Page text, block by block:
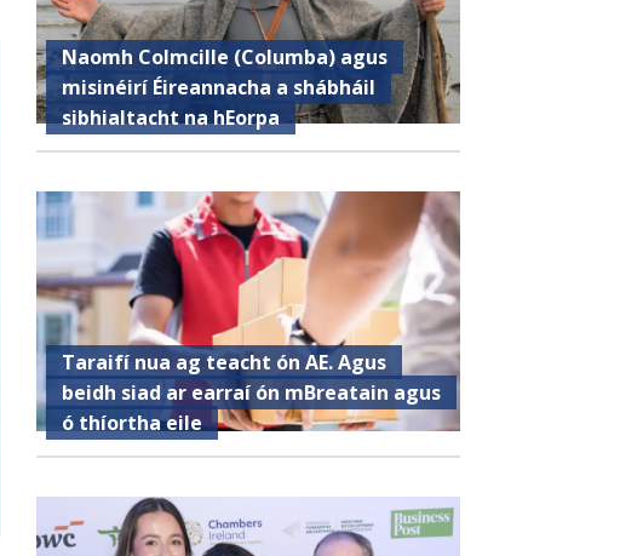
Naomh Colmcille (Columba) agus
misinéirí Éireannacha a shábháil
sibhialtacht na hEorpa
Taraifí nua ag teacht ón AE. Agus
beidh siad ar earraí ón mBreatain agus
ó thíortha eile